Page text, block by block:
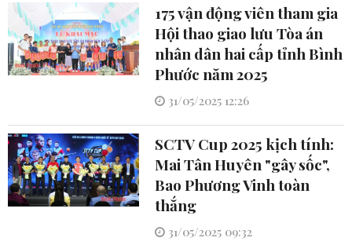
175 vận động viên tham gia
Hội thao giao lưu Tòa án
nhân dân hai cấp tỉnh Bình
Phước năm 2025
31/05/2025 12:26
SCTV Cup 2025 kịch tính:
Mai Tân Huyên "gây sốc",
Bao Phương Vinh toàn
thắng
31/05/2025 09:32